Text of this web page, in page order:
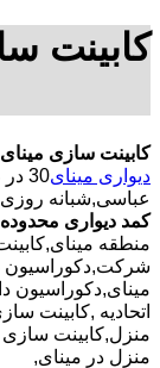
کابینت
کابینت سازی مینای
دیواری مینای
عباسی,شبانه
کمد دیواری
منطقه
شرکت,دکوراسیون
مینای,دکوراسیون
اتحادیه ,کابینت
منزل,کابینت سازی
منزل در مینای,